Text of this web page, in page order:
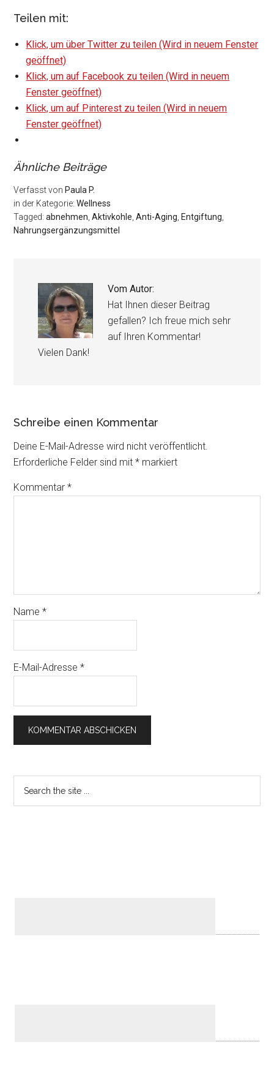
Teilen mit:
Klick, um über Twitter zu teilen (Wird in neuem Fenster
geöffnet)
Klick, um auf Facebook zu teilen (Wird in neuem
Fenster geöffnet)
Klick, um auf Pinterest zu teilen (Wird in neuem
Fenster geöffnet)
Ähnliche Beiträge
Verfasst von Paula P.
in der Kategorie:Wellness
Tagged:abnehmen ,Aktivkohle ,Anti-Aging Entgiftung
Nahrungsergänzungsmittel
Vom Autor:
Hat Ihnen dieser Beitrag
gefallen? Ich freue mich sehr
auf Ihren Kommentar!
Vielen Dank!
Schreibe einen Kommentar
Deine E-Mail-Adresse wird nicht veröffentlicht.
Erforderliche Felder sind mit* markiert
Kommentar*
Name*
E-Mail-Adresse*